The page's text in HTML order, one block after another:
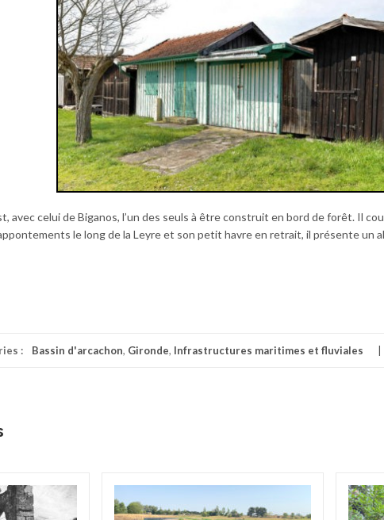
avec celui de Biganos, l’un des seuls à être construit en bord de forêt. Il
le long de la Leyre et son petit havre en retrait, il présente un
: Bassin d'arcachon, Gironde, Infrastructures maritimes et fluviales